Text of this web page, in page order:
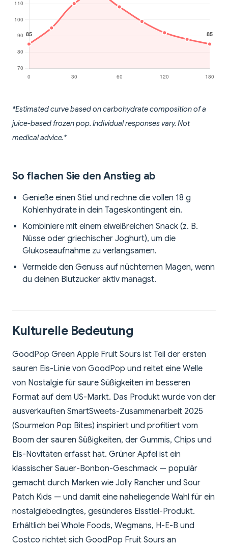
*Estimated curve based on carbohydrate composition of a
juice-based frozen pop. Individual responses vary. Not
medical advice.*
So flachen Sie den Anstieg ab
Genieße einen Stiel und rechne die vollen 18 g
Kohlenhydrate in dein Tageskontingent ein.
Kombiniere mit einem eiweißreichen Snack (z. B.
Nüsse oder griechischer Joghurt), um die
Glukoseaufnahme zu verlangsamen.
Vermeide den Genuss auf nüchternen Magen, wenn
du deinen Blutzucker aktiv managst.
Kulturelle Bedeutung
GoodPop Green Apple Fruit Sours ist Teil der ersten
sauren Eis-Linie von GoodPop und reitet eine Welle
von Nostalgie für saure Süßigkeiten im besseren
Format auf dem US-Markt. Das Produkt wurde von der
ausverkauften SmartSweets-Zusammenarbeit 2025
(Sourmelon Pop Bites) inspiriert und profitiert vom
Boom der sauren Süßigkeiten, der Gummis, Chips und
Eis-Novitäten erfasst hat. Grüner Apfel ist ein
klassischer Sauer-Bonbon-Geschmack — populär
gemacht durch Marken wie Jolly Rancher und Sour
Patch Kids — und damit eine naheliegende Wahl für ein
nostalgiebedingtes, gesünderes Eisstiel-Produkt.
Erhältlich bei Whole Foods, Wegmans, H-E-B und
Costco richtet sich GoodPop Fruit Sours an